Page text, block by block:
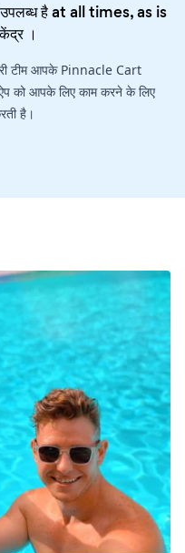
है at all times, as is
।
टीम आपके Pinnacle Cart
आपके लिए काम करने के लिए
है।